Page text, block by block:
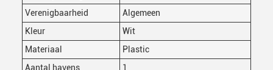
Verenigbaarheid
Algemeen
Kleur
Wit
Materiaal
Plastic
Aantal havens
1